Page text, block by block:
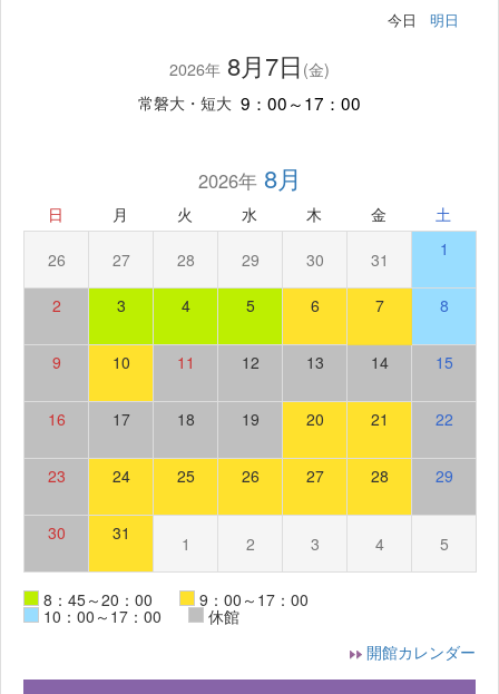
今日 明日
2026年 8月7日 (金)
常磐大・短大 9：00～17：00
2026年8月
日 月 火 水 木 金 土
26 27 28 29 30 31 1
2 3 4 5 6 7 8
9 10 11 12 13 14 15
16 17 18 19 20 21 22
23 24 25 26 27 28 29
30 31 1 2 3 4 5
8：45～20：00 9：00～17：00
10：00～17：00
休館
開館カレンダー